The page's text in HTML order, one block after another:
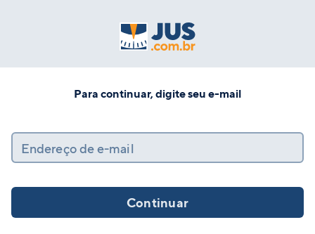
Para continuar, digite seu e-mail
Endereço de e-mail
Continuar